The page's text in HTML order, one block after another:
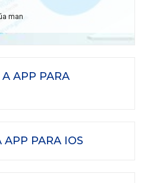
man
A APP PARA
APP PARA IOS